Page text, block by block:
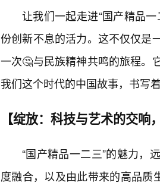
让我们一起走进“国产精品
份创新不息的活力。这不仅仅是
一次🤔与民族精神共鸣的旅程。
我们这个时代的中国故事，书写
【绽放：科技与艺术的交响
“国产精品一二三”的魅力，
度融合，以及由此带来的高品质